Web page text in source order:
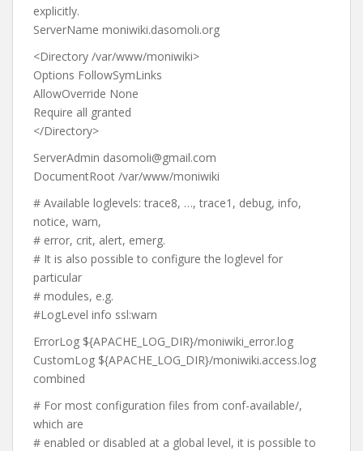
explicitly.
ServerName moniwiki.dasomoli.org
<Directory /var/www/moniwiki>
Options FollowSymLinks
AllowOverride None
Require all granted
</Directory>
ServerAdmin dasomoli@gmail.com
DocumentRoot /var/www/moniwiki
# Available loglevels: trace8, …, trace1, debug, info,
notice, warn,
# error, crit, alert, emerg.
# It is also possible to configure the loglevel for
particular
# modules, e.g.
#LogLevel info ssl:warn
ErrorLog ${APACHE_LOG_DIR}/moniwiki_error.log
CustomLog ${APACHE_LOG_DIR}/moniwiki.access.log
combined
# For most configuration files from conf-available/,
which are
# enabled or disabled at a global level, it is possible to